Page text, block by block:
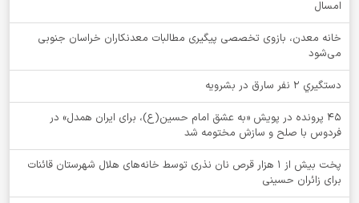
امسال
خانه معدن، بازوی تخصصی پیگیری مطالبات معدنکاران خراسان جنوبی
می‌شود
دستگيري 2 نفر سارق در بشرويه
۴۵ پرونده در پویش «به عشق امام حسین(ع)، برای ایران همدل» در
فردوس با صلح و سازش مختومه شد
پخت بیش از 1 هزار قرص نان نذری توسط خانه‌های هلال شهرستان قائنات
برای زائران حسینی